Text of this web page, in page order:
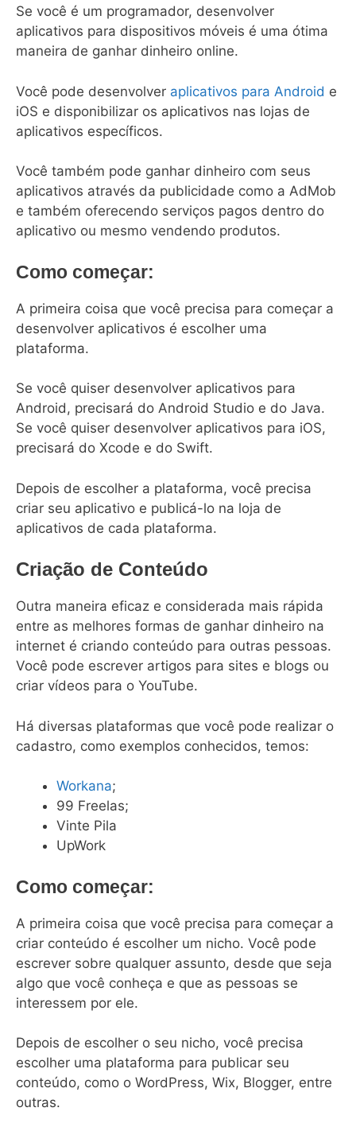
Se você é um programador, desenvolver
aplicativos para dispositivos móveis é uma ótima
maneira de ganhar dinheiro online.
Você pode desenvolver aplicativos para Android e
iOS e disponibilizar os aplicativos nas lojas de
aplicativos específicos.
Você também pode ganhar dinheiro com seus
aplicativos através da publicidade como a AdMob
e também oferecendo serviços pagos dentro do
aplicativo ou mesmo vendendo produtos.
Como começar:
A primeira coisa que você precisa para começar a
desenvolver aplicativos é escolher uma
plataforma.
Se você quiser desenvolver aplicativos para
Android, precisará do Android Studio e do Java.
Se você quiser desenvolver aplicativos para iOS,
precisará do Xcode e do Swift.
Depois de escolher a plataforma, você precisa
criar seu aplicativo e publicá-lo na loja de
aplicativos de cada plataforma.
Criação de Conteúdo
Outra maneira eficaz e considerada mais rápida
entre as melhores formas de ganhar dinheiro na
internet é criando conteúdo para outras pessoas.
Você pode escrever artigos para sites e blogs ou
criar vídeos para o YouTube.
Há diversas plataformas que você pode realizar o
cadastro, como exemplos conhecidos, temos:
Workana;
99 Freelas;
Vinte Pila
UpWork
Como começar:
A primeira coisa que você precisa para começar a
criar conteúdo é escolher um nicho. Você pode
escrever sobre qualquer assunto, desde que seja
algo que você conheça e que as pessoas se
interessem por ele.
Depois de escolher o seu nicho, você precisa
escolher uma plataforma para publicar seu
conteúdo, como o WordPress, Wix, Blogger, entre
outras.